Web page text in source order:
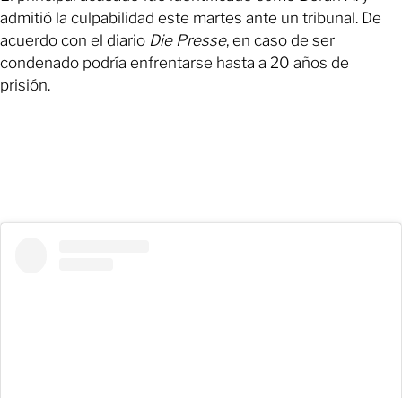
admitió la culpabilidad este martes ante un tribunal. De
acuerdo con el diario Die Presse, en caso de ser
condenado podría enfrentarse hasta a 20 años de
prisión.